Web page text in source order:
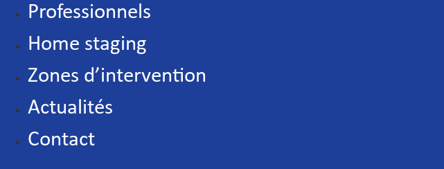
Professionnels
Home staging
Zones d’intervention
Actualités
Contact